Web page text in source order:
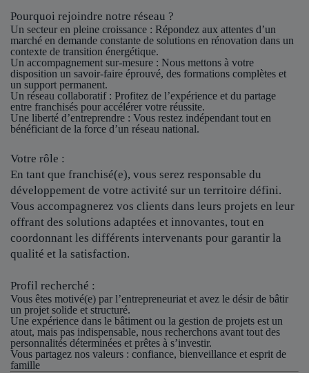
Pourquoi rejoindre notre réseau ?
Un secteur en pleine croissance : Répondez aux attentes d’un
marché en demande constante de solutions en rénovation dans un
contexte de transition énergétique.
Un accompagnement sur-mesure : Nous mettons à votre
disposition un savoir-faire éprouvé, des formations complètes et
un support permanent.
Un réseau collaboratif: Profitez de l’expérience et du partage
entre franchisés pour accélérer votre réussite.
Une liberté d’entreprendre : Vous restez indépendant tout en
bénéficiant de la force d’un réseau national.
Votre rôle :
En tant que franchisé(e), vous serez responsable du
développement de votre activité sur un territoire défini.
Vous accompagnerez vos clients dans leurs projets en leur
offrant des solutions adaptées et innovantes, tout en
coordonnant les différents intervenants pour garantir la
qualité et la satisfaction.
Profil recherché :
Vous êtes motivé(e) par l’entrepreneuriat et avez le désir de bâtir
un projet solide et structuré.
Une expérience dans le bâtiment ou la gestion de projets est un
atout, mais pas indispensable, nous recherchons avant tout des
personnalités déterminées et prêtes à s’investir.
Vous partagez nos valeurs : confiance, bienveillance et esprit de
famille